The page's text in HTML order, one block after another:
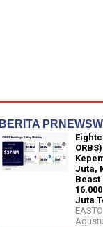
BERITA
Juta,
Juta